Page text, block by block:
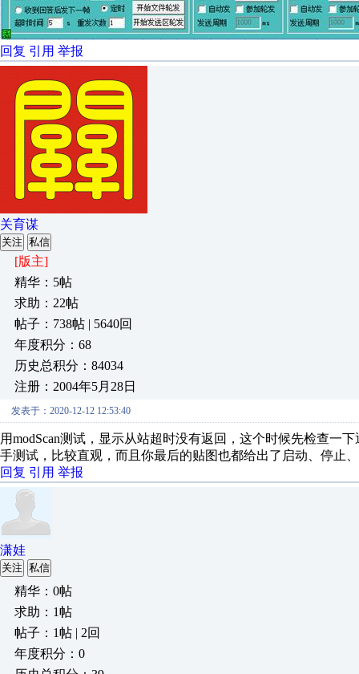
回复 引用 举报
关育谋
关注 私信
[版主]
精华：5帖
求助：22帖
帖子：738帖 | 5640回
年度积分：68
历史总积分：84034
注册：2004年5月28日
发表于：2020-12-12 12:53:40
用modScan测试，显示从站超时没有返回，这个时候先检查一
手测试，比较直观，而且你最后的贴图也都给出了启动、停止
回复 引用 举报
潇娃
关注 私信
精华：0帖
求助：1帖
帖子：1帖 | 2回
年度积分：0